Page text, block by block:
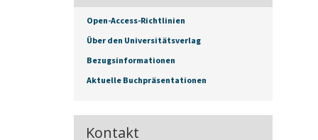
Open-Access-Richtlinien
Über den Universitätsverlag
Bezugsinformationen
Aktuelle Buchpräsentationen
Kontakt